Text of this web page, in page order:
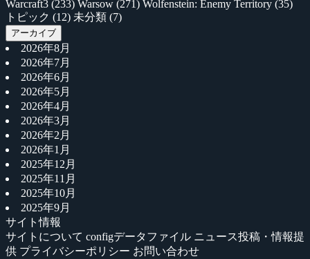
Warcraft3 (233) Warsow (271) Wolfenstein: Enemy Territory (35)
トピック (12) 未分類 (7)
アーカイブ
2026年8月
2026年7月
2026年6月
2026年5月
2026年4月
2026年3月
2026年2月
2026年1月
2025年12月
2025年11月
2025年10月
2025年9月
サイト情報
サイトについて configデータファイル ニュース投稿・情報提
供 プライバシーポリシー お問い合わせ